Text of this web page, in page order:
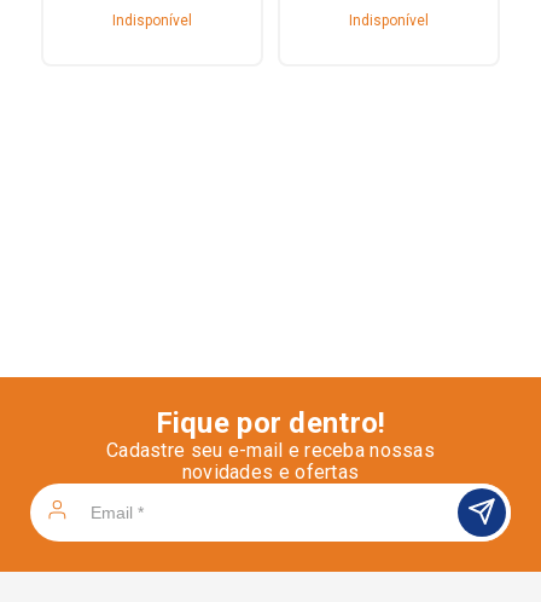
Indisponível Indisponível
Fique por dentro!
Cadastre seu e-mail e receba nossas
novidades e ofertas